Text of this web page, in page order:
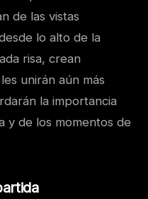
de las vistas
lo alto de la
risa, crean
unirán aún más
la importancia
y de los momentos de